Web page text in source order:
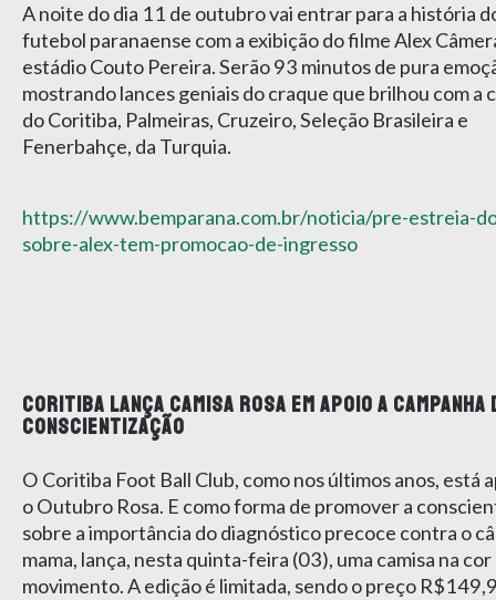
A noite do dia 11 de outubro vai entrar para a história
futebol paranaense com a exibição do filme Alex
estádio Couto Pereira. Serão 93 minutos de pura
mostrando lances geniais do craque que brilhou com a
do Coritiba, Palmeiras, Cruzeiro, Seleção Brasileira e
Fenerbahçe, da Turquia.
https://www.bemparana.com.br/noticia/pre-estreia-
sobre-alex-tem-promocao-de-ingresso
CORITIBA LANÇA CAMISA ROSA EM APOIO A CAMPANHA
CONSCIENTIZAÇÃO
O Coritiba Foot Ball Club, como nos últimos anos, está
o Outubro Rosa. E como forma de promover a
sobre a importância do diagnóstico precoce contra o
mama, lança, nesta quinta-feira (03), uma camisa na cor
movimento. A edição é limitada, sendo o preço